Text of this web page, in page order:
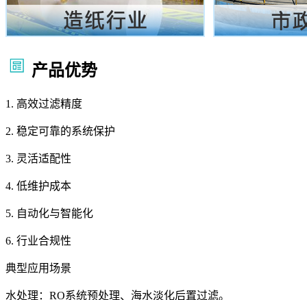
产品优势
1. 高效过滤精度
2. 稳定可靠的系统保护
3. 灵活适配性
4. 低维护成本
5. 自动化与智能化
6. 行业合规性
典型应用场景
水处理：RO系统预处理、海水淡化后置过滤。